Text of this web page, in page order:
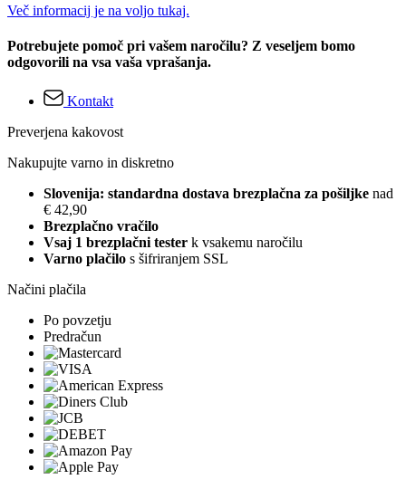
Več informacij je na voljo tukaj.
Potrebujete pomoč pri vašem naročilu? Z veseljem bomo
odgovorili na vsa vaša vprašanja.
Kontakt
Preverjena kakovost
Nakupujte varno in diskretno
Slovenija: standardna dostava brezplačna za pošiljke nad
€ 42,90
Brezplačno vračilo
Vsaj 1 brezplačni tester k vsakemu naročilu
Varno plačilo s šifriranjem SSL
Načini plačila
Po povzetju
Predračun